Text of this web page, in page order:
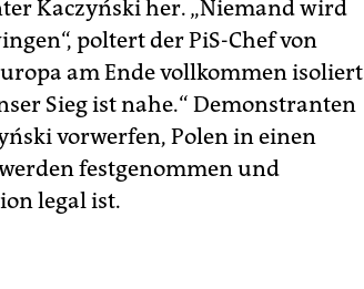
Kaczyński her. „Niemand wird
poltert der PiS-Chef von
am Ende vollkommen isoliert
Sieg ist nahe.“ Demonstranten
vorwerfen, Polen in einen
festgenommen und
legal ist.